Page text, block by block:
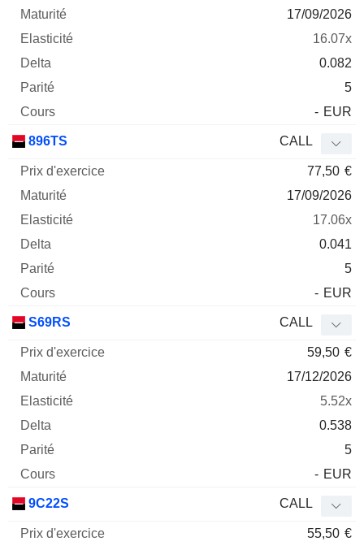
17/09/2026
16.07x
0.082
5
- EUR
896TS CALL
77,50 €
17/09/2026
17.06x
0.041
5
- EUR
S69RS CALL
59,50 €
17/12/2026
5.52x
0.538
5
- EUR
9C22S CALL
55,50 €